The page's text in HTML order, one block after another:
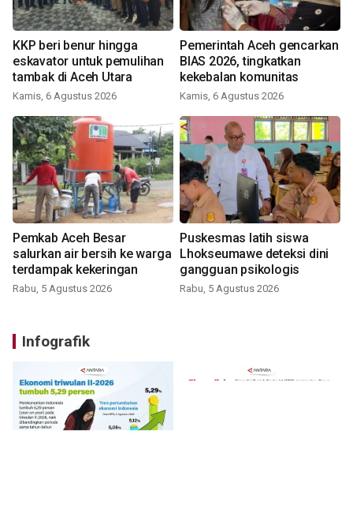
KKP beri benur hingga
eskavator untuk pemulihan
tambak di Aceh Utara
Kamis, 6 Agustus 2026
Pemerintah Aceh gencarkan
BIAS 2026, tingkatkan
kekebalan komunitas
Kamis, 6 Agustus 2026
Pemkab Aceh Besar
salurkan air bersih ke warga
terdampak kekeringan
Rabu, 5 Agustus 2026
Puskesmas latih siswa
Lhokseumawe deteksi dini
gangguan psikologis
Rabu, 5 Agustus 2026
Infografik